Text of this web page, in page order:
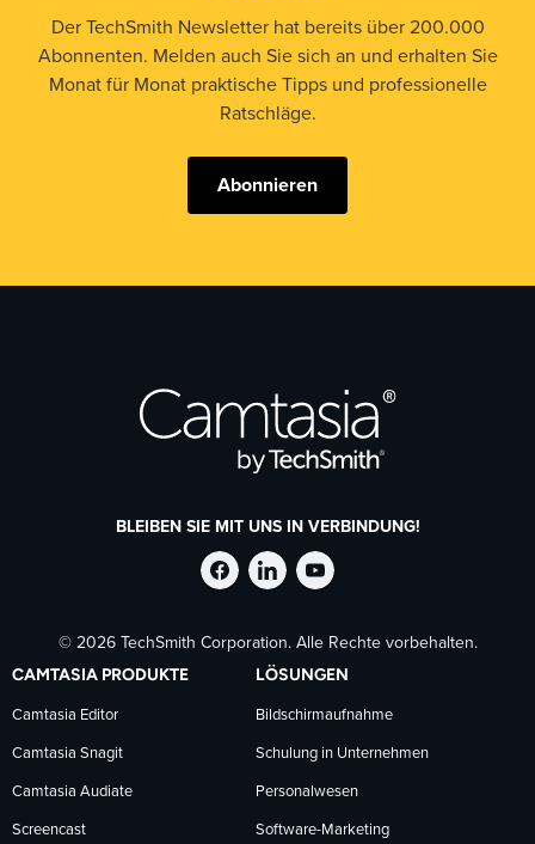
Der TechSmith Newsletter hat bereits über 200.000
Abonnenten. Melden auch Sie sich an und erhalten Sie
Monat für Monat praktische Tipps und professionelle
Ratschläge.
Abonnieren
BLEIBEN SIE MIT UNS IN VERBINDUNG!
TechSmith
auf
Facebook
folgen
TechSmith
auf
LinkedIn
folgen
TechSmith
auf
YouTube
folgen
© 2026 TechSmith Corporation. Alle Rechte vorbehalten.
CAMTASIA PRODUKTE
Camtasia Editor
Camtasia Snagit
Camtasia Audiate
Screencast
LÖSUNGEN
Bildschirmaufnahme
Schulung in Unternehmen
Personalwesen
Software-Marketing